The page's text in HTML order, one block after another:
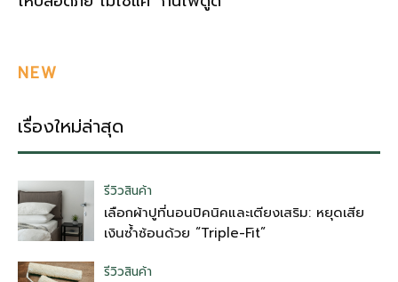
NEW
เรื่องใหม่ล่าสุด
รีวิวสินค้า
เลือกผ้าปูที่นอนปิคนิคและเตียงเสริม: หยุดเสีย
เงินซ้ำซ้อนด้วย “Triple-Fit”
รีวิวสินค้า